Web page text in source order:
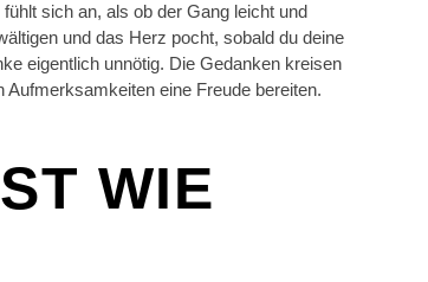
sich an, als ob der Gang leicht und
und das Herz pocht, sobald du deine
eigentlich unnötig. Die Gedanken kreisen
eine Freude bereiten.
WIE